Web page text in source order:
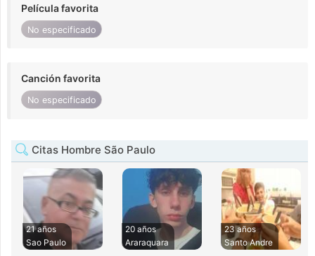
Película favorita
No especificado
Canción favorita
No especificado
Citas Hombre São Paulo
21 años
Sao Paulo
20 años
Araraquara
23 años
Santo Andre